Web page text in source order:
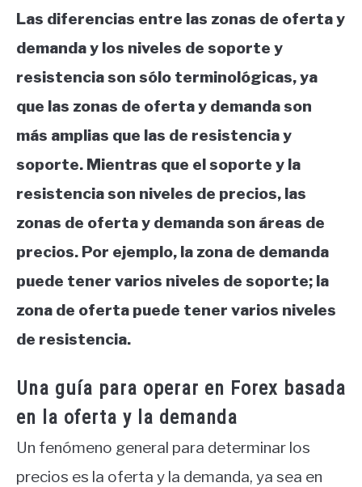
Las diferencias entre las zonas de oferta y
demanda y los niveles de soporte y
resistencia son sólo terminológicas, ya
que las zonas de oferta y demanda son
más amplias que las de resistencia y
soporte. Mientras que el soporte y la
resistencia son niveles de precios, las
zonas de oferta y demanda son áreas de
precios. Por ejemplo, la zona de demanda
puede tener varios niveles de soporte; la
zona de oferta puede tener varios niveles
de resistencia.
Una guía para operar en Forex basada
en la oferta y la demanda
Un fenómeno general para determinar los
precios es la oferta y la demanda, ya sea en